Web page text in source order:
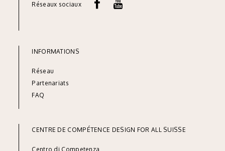
Réseaux sociaux
INFORMATIONS
Réseau
Partenariats
FAQ
CENTRE DE COMPÉTENCE DESIGN FOR ALL SUISSE
Centro di Competenza